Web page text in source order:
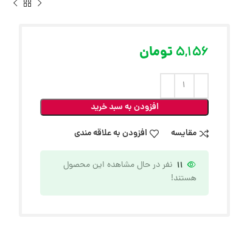
5,156 تومان
افزودن به سبد خرید
مقایسه
افزودن به علاقه مندی
11 نفر در حال مشاهده این محصول
هستند!